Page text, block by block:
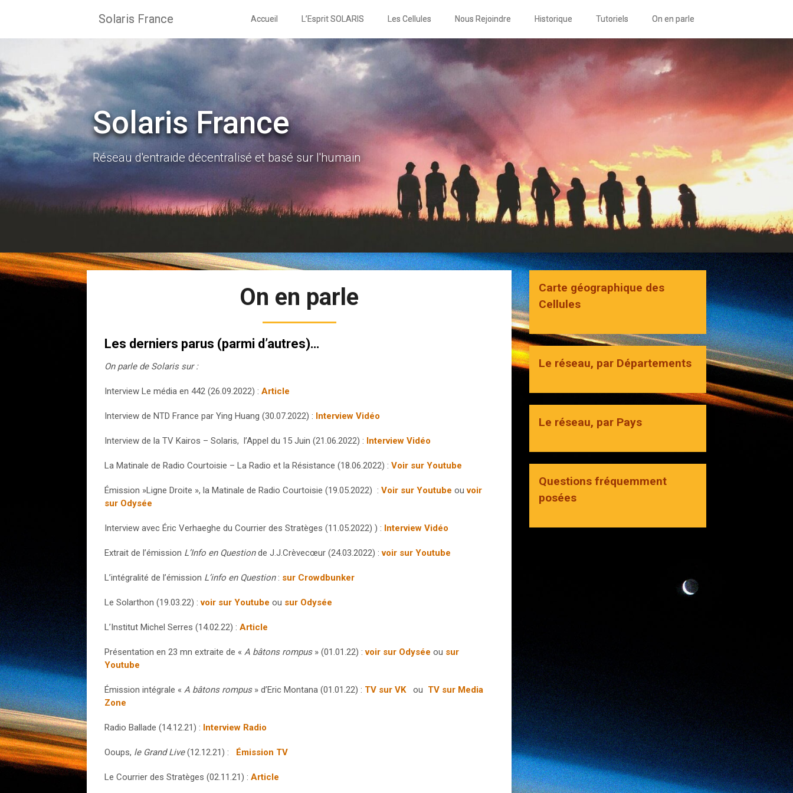
Solaris France Accueil L’Esprit SOLARIS Les Cellules Nous Rejoindre Historique Tutoriels On en parle
Solaris France
Réseau d'entraide décentralisé et basé sur l'humain
On en parle
Les derniers parus (parmi d’autres)…
On parle de Solaris sur :
Interview Le média en 442 (26.09.2022) : Article
Interview de NTD France par Ying Huang (30.07.2022) : Interview Vidéo
Interview de la TV Kairos – Solaris, l’Appel du 15 Juin (21.06.2022) : Interview Vidéo
La Matinale de Radio Courtoisie – La Radio et la Résistance (18.06.2022) : Voir sur Youtube
Émission »Ligne Droite », la Matinale de Radio Courtoisie (19.05.2022) : Voir sur Youtube ouvoir
sur Odysée
Interview avec Éric Verhaeghe du Courrier des Stratèges (11.05.2022) ) : Interview Vidéo
Extrait de l’émission L’Info en Questionde J.J.Crèvecœur (24.03.2022) :voir sur Youtube
L’intégralité de l’émission L’info en Question: sur Crowdbunker
Le Solarthon (19.03.22) :voir sur Youtube ou sur Odysée
L’Institut Michel Serres (14.02.22) : Article
Présentation en 23 mn extraite de « A bâtons rompus» (01.01.22) :voir sur Odysée ou sur
Youtube
Émission intégrale « A bâtons rompus» d’Eric Montana (01.01.22) : TV sur VKou TV sur Media
Zone
Radio Ballade (14.12.21) : Interview Radio
Ooups, le Grand Live(12.12.21) : Émission TV
Le Courrier des Stratèges (02.11.21) : Article
Carte géographique des
Cellules
Le réseau, par Départements
Le réseau, par Pays
Questions fréquemment
posées